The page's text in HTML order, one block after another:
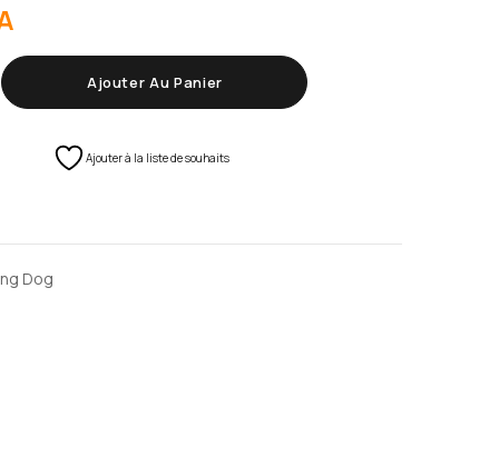
Ajouter Au Panier
Ajouter à la liste de souhaits
Dog